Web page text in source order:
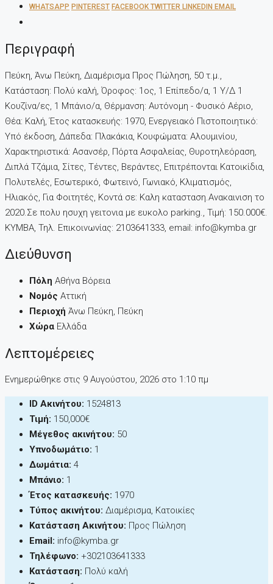
WHATSAPP PINTEREST FACEBOOK TWITTER LINKEDIN EMAIL
Περιγραφή
Πεύκη, Άνω Πεύκη, Διαμέρισμα Προς Πώληση, 50 τ.μ.,
Κατάσταση: Πολύ καλή, Όροφος: 1ος, 1 Επίπεδο/α, 1 Υ/Δ 1
Κουζίνα/ες, 1 Μπάνιο/α, Θέρμανση: Αυτόνομη - Φυσικό Αέριο,
Θέα: Καλή, Έτος κατασκευής: 1970, Ενεργειακό Πιστοποιητικό:
Υπό έκδοση, Δάπεδα: Πλακάκια, Kουφώματα: Αλουμινίου,
Χαρακτηριστικά: Ασανσέρ, Πόρτα Ασφαλείας, Θυροτηλεόραση,
Διπλά Τζάμια, Σίτες, Τέντες, Βεράντες, Επιτρέπονται Κατοικίδια,
Πολυτελές, Εσωτερικό, Φωτεινό, Γωνιακό, Κλιματισμός,
Ηλιακός, Για Φοιτητές, Κοντά σε: Καλη κατασταση.Ανακαινιση το
2020.Σε πολυ ησυχη γειτονια με ευκολο parking., Τιμή: 150.000€.
KYMBA, Τηλ. Επικοινωνίας: 2103641333, email: info@kymba.gr
Διεύθυνση
Πόλη Αθήνα Βόρεια
Νομός Αττική
Περιοχή Άνω Πεύκη, Πεύκη
Χώρα Ελλάδα
Λεπτομέρειες
Ενημερώθηκε στις 9 Αυγούστου, 2026 στo 1:10 πμ
ID Ακινήτου: 1524813
Τιμή: 150,000€
Μέγεθος ακινήτου: 50
Υπνοδωμάτιο: 1
Δωμάτια: 4
Μπάνιο: 1
Έτος κατασκευής: 1970
Τύπος ακινήτου: Διαμέρισμα, Κατοικίες
Κατάσταση Ακινήτου: Προς Πώληση
Email: info@kymba.gr
Τηλέφωνο: +302103641333
Κατάσταση: Πολύ καλή